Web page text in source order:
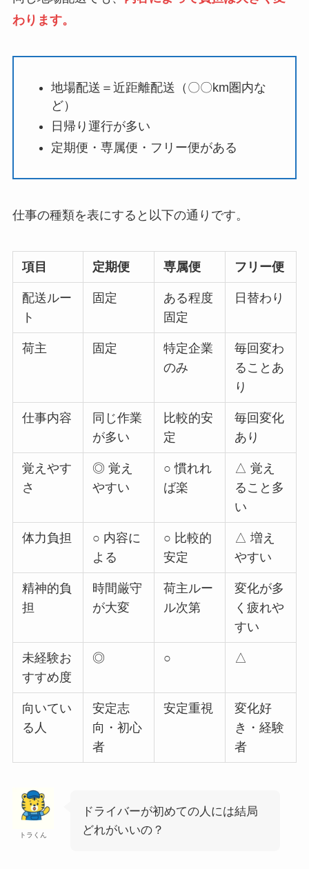
わります。
地場配送＝近距離配送（〇〇km圏内な
ど）
日帰り運行が多い
定期便・専属便・フリー便がある
仕事の種類を表にすると以下の通りです。
項目 定期便 専属便 フリー便
配送ルー
ト
固定
ある程度
固定
日替わり
荷主 固定
特定企業
のみ
毎回変わ
ることあ
り
仕事内容
同じ作業
が多い
比較的安
定
毎回変化
あり
覚えやす
さ
◎ 覚え
やすい
○ 慣れれ
ば楽
△ 覚え
ること多
い
体力負担
○ 内容に
よる
○ 比較的
安定
△ 増え
やすい
精神的負
担
時間厳守
が大変
荷主ルー
ル次第
変化が多
く疲れや
すい
未経験お
すすめ度
◎ ○ △
向いてい
る人
安定志
向・初心
者
安定重視
変化好
き・経験
者
トラくん
ドライバーが初めての人には結局
どれがいいの？